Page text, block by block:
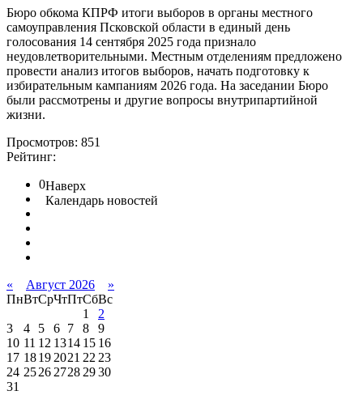
Бюро обкома КПРФ итоги выборов в органы местного
самоуправления Псковской области в единый день
голосования 14 сентября 2025 года признало
неудовлетворительными. Местным отделениям предложено
провести анализ итогов выборов, начать подготовку к
избирательным кампаниям 2026 года. На заседании Бюро
были рассмотрены и другие вопросы внутрипартийной
жизни.
Просмотров: 851
Рейтинг:
0Наверх
Календарь новостей
« Август 2026
»
ПнВтСрЧтПтСбВс
1
2
3
4 5 6 7 8
9
10 11 12 1314 15 16
17 18192021 2223
24 252627282930
31